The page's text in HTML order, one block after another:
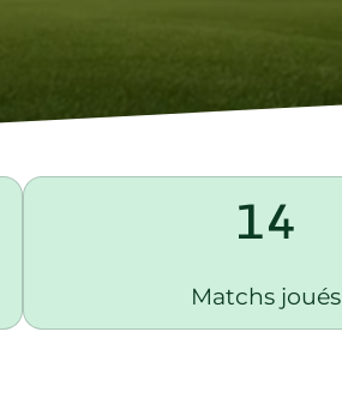
14
Matchs joués